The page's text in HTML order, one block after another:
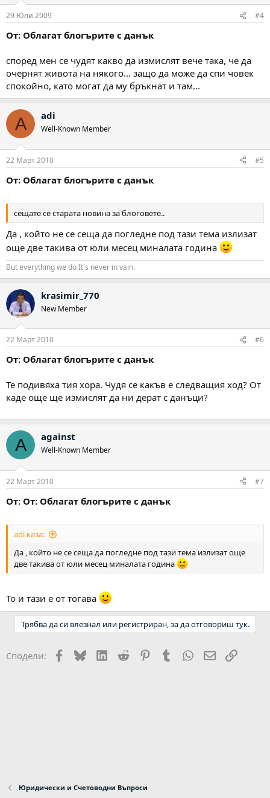
29 Юли 2009 #4
От: Облагат блогърите с данък
според мен се чудят какво да измислят вече така, че да
очернят живота на някого... защо да може да спи човек
спокойно, като могат да му бръкнат и там...
A adi
Well-Known Member
22 Март 2010 #5
От: Облагат блогърите с данък
сещате се старата новина за блоговете..
Да , който не се сеща да погледне под тази тема излизат
още две такива от юли месец миналата година
But everything we do It's never in vain.
krasimir_770
New Member
22 Март 2010 #6
От: Облагат блогърите с данък
Те подивяха тия хора. Чудя се какъв е следващия ход? От
каде още ще измислят да ни дерат с данъци?
A against
Well-Known Member
22 Март 2010 #7
От: От: Облагат блогърите с данък
adi каза:
Да , който не се сеща да погледне под тази тема излизат още
две такива от юли месец миналата година
То и тази е от тогава
Трябва да си влезнал или регистриран, за да отговориш тук.
Сподели: Facebook
BlueskyLinkedIn
Reddit PinterestTumblr WhatsApp
EmailLink
Юридически и Счетоводни Въпроси